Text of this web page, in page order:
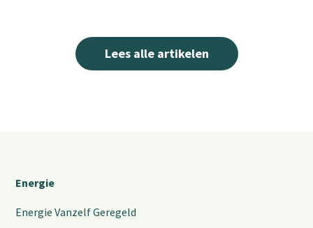
Lees alle artikelen
Energie
Energie Vanzelf Geregeld